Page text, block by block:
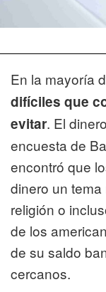
En la mayoría
difíciles que
evitar. El
encuesta de
encontró que
dinero un
religión o
de los
de su saldo
cercanos.